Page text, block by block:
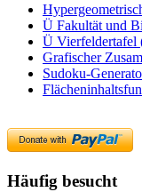
Ü Fakultät und
Ü Vierfeldertafel
Grafischer
Sudoku-
Häufig besucht